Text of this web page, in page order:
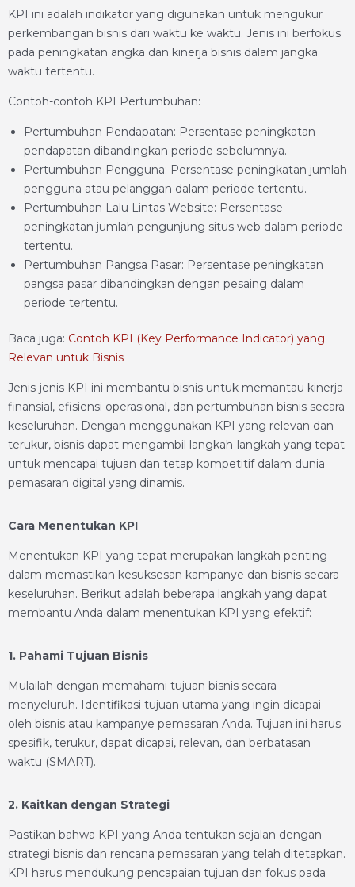
KPI ini adalah indikator yang digunakan untuk mengukur
perkembangan bisnis dari waktu ke waktu. Jenis ini berfokus
pada peningkatan angka dan kinerja bisnis dalam jangka
waktu tertentu.
Contoh-contoh KPI Pertumbuhan:
Pertumbuhan Pendapatan: Persentase peningkatan
pendapatan dibandingkan periode sebelumnya.
Pertumbuhan Pengguna: Persentase peningkatan jumlah
pengguna atau pelanggan dalam periode tertentu.
Pertumbuhan Lalu Lintas Website: Persentase
peningkatan jumlah pengunjung situs web dalam periode
tertentu.
Pertumbuhan Pangsa Pasar: Persentase peningkatan
pangsa pasar dibandingkan dengan pesaing dalam
periode tertentu.
Baca juga: Contoh KPI (Key Performance Indicator) yang
Relevan untuk Bisnis
Jenis-jenis KPI ini membantu bisnis untuk memantau kinerja
finansial, efisiensi operasional, dan pertumbuhan bisnis secara
keseluruhan. Dengan menggunakan KPI yang relevan dan
terukur, bisnis dapat mengambil langkah-langkah yang tepat
untuk mencapai tujuan dan tetap kompetitif dalam dunia
pemasaran digital yang dinamis.
Cara Menentukan KPI
Menentukan KPI yang tepat merupakan langkah penting
dalam memastikan kesuksesan kampanye dan bisnis secara
keseluruhan. Berikut adalah beberapa langkah yang dapat
membantu Anda dalam menentukan KPI yang efektif:
1. Pahami Tujuan Bisnis
Mulailah dengan memahami tujuan bisnis secara
menyeluruh. Identifikasi tujuan utama yang ingin dicapai
oleh bisnis atau kampanye pemasaran Anda. Tujuan ini harus
spesifik, terukur, dapat dicapai, relevan, dan berbatasan
waktu (SMART).
2. Kaitkan dengan Strategi
Pastikan bahwa KPI yang Anda tentukan sejalan dengan
strategi bisnis dan rencana pemasaran yang telah ditetapkan.
KPI harus mendukung pencapaian tujuan dan fokus pada